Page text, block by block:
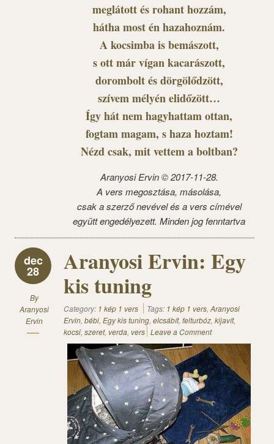
meglátott és rohant hozzám,
hátha most én hazahoznám.
A kocsimba is bemászott,
s ott már vígan kacarászott,
dorombolt és dörgölődzött,
szívem mélyén elidőzött…
Így hát nem hagyhattam ottan,
fogtam magam, s haza hoztam!
Nézd csak, mit vettem a boltban?
Aranyosi Ervin © 2017-11-28.
A vers megosztása, másolása,
csak a szerző nevével és a vers címével
együtt engedélyezett. Minden jog fenntartva
dec
28
By
Aranyosi
Ervin
Aranyosi Ervin: Egy
kis tuning
Category: 1 kép 1 vers Tags: 1 kép 1 vers, Aranyosi
Ervin, bébi, Egy kis tuning, elcsábít, felturbóz, kijavít,
kocsi, szeret, verda, vers Leave a Comment